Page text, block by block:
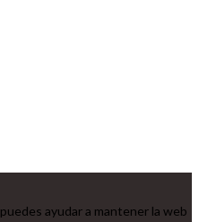
ayudar a mantener la web